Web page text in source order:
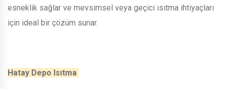
esneklik sağlar ve mevsimsel veya geçici ısıtma ihtiyaçları
için ideal bir çözüm sunar.
Hatay Depo Isıtma